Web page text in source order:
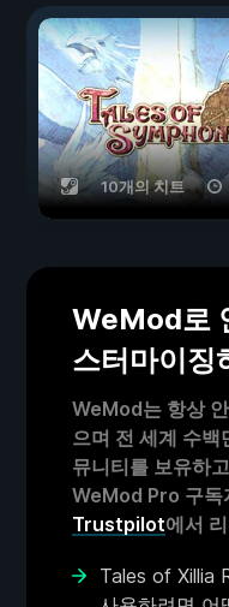
10개의 치트
WeMod로
스터마이징
WeMod는 항상
으며 전 세계 수백
뮤니티를 보유하
WeMod Pro 구독
Trustpilot에서
Tales of Xillia